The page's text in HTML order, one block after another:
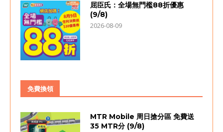
屈臣氏：全場無門檻88折優惠
(9/8)
2026-08-09
免費換領
MTR Mobile 周日搶分區 免費送
35 MTR分 (9/8)